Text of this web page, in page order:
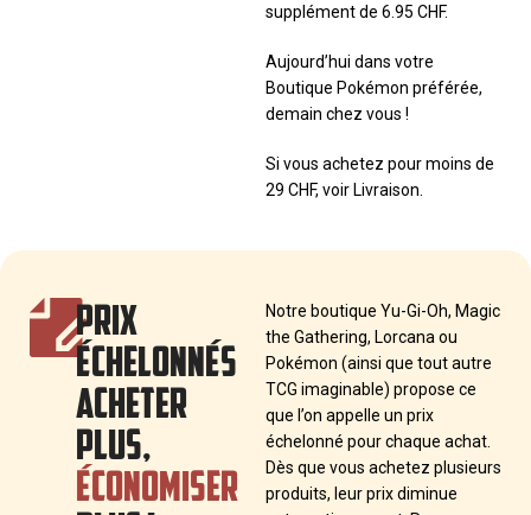
supplément de 6.95 CHF.
Aujourd’hui dans votre
Boutique Pokémon préférée,
demain chez vous !
Si vous achetez pour moins de
29 CHF, voir Livraison.
PRIX
ÉCHELONNÉS
ACHETER
PLUS,
ÉCONOMISER
Notre boutique Yu-Gi-Oh, Magic
the Gathering, Lorcana ou
Pokémon (ainsi que tout autre
TCG imaginable) propose ce
que l’on appelle un prix
échelonné pour chaque achat.
Dès que vous achetez plusieurs
produits, leur prix diminue